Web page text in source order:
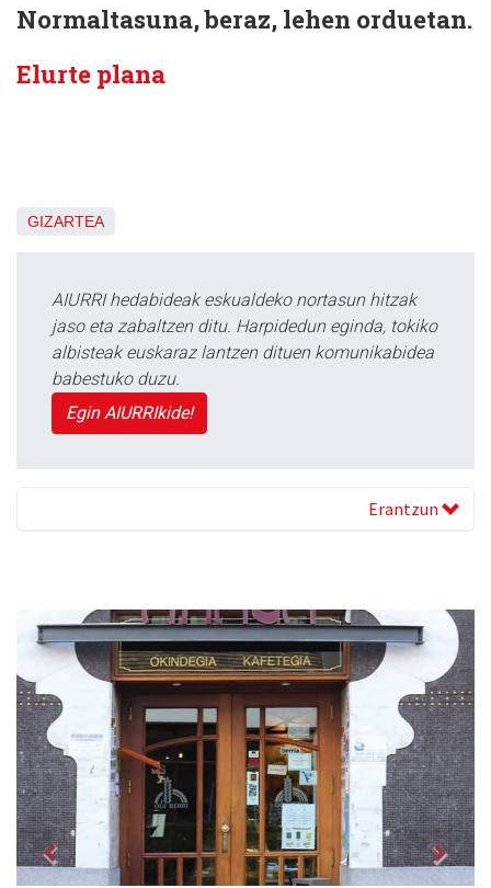
Normaltasuna, beraz, lehen orduetan.
Elurte plana
GIZARTEA
AIURRI hedabideak eskualdeko nortasun hitzak
jaso eta zabaltzen ditu. Harpidedun eginda, tokiko
albisteak euskaraz lantzen dituen komunikabidea
babestuko duzu.
Egin AIURRIkide!
Erantzun
Previous Next